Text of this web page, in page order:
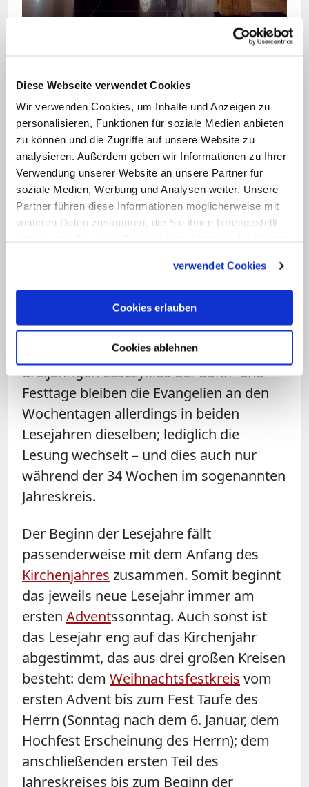
Diese Webseite verwendet Cookies
Wir verwenden Cookies, um Inhalte und Anzeigen zu
personalisieren, Funktionen für soziale Medien anbieten
zu können und die Zugriffe auf unsere Website zu
analysieren. Außerdem geben wir Informationen zu Ihrer
Verwendung unserer Website an unsere Partner für
soziale Medien, Werbung und Analysen weiter. Unsere
Partner führen diese Informationen möglicherweise mit
weiteren Daten zusammen, die Sie ihnen bereitgestellt
verwendet Cookies
Cookies erlauben
Cookies ablehnen
Bild: © Roland Halbe
Altarraum der Ambo. Von diesem Lesepult aus
werden Lesungen, Predigten und Fürbitten
vorgetragen.
An Wochentagen hingegen gibt es
lediglich zwei Lesungen: neben dem
Evangelium eine weitere Lesung, die aus
dem Alten oder dem Neuen Testament
Wochentagen existiert eine
turnusmäßige Wiederholung: Es wird
nach Lesejahr I in den ungeraden Jahren
und Lesejahr II in den geraden Jahren
unterschieden. Anders als beim
dreijährigen Lesezyklus der Sonn- und
Festtage bleiben die Evangelien an den
Wochentagen allerdings in beiden
Lesejahren dieselben; lediglich die
Lesung wechselt – und dies auch nur
während der 34 Wochen im sogenannten
Jahreskreis.
Der Beginn der Lesejahre fällt
passenderweise mit dem Anfang des
Kirchenjahres zusammen. Somit beginnt
das jeweils neue Lesejahr immer am
ersten Adventssonntag. Auch sonst ist
das Lesejahr eng auf das Kirchenjahr
abgestimmt, das aus drei großen Kreisen
besteht: dem Weihnachtsfestkreis vom
ersten Advent bis zum Fest Taufe des
Herrn (Sonntag nach dem 6. Januar, dem
Hochfest Erscheinung des Herrn); dem
anschließenden ersten Teil des
Jahreskreises bis zum Beginn der